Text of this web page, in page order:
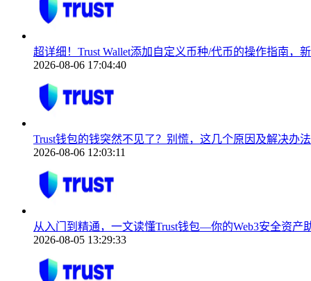
超详细！Trust Wallet添加自定义币种/代币的操作指南，
2026-08-06 17:04:40
Trust钱包的钱突然不见了？别慌，这几个原因及解决办法
2026-08-06 12:03:11
从入门到精通，一文读懂Trust钱包—你的Web3安全资产
2026-08-05 13:29:33